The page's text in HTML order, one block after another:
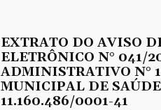
EXTRATO DO AVISO
ELETRÔNICO N° 041/
ADMINISTRATIVO N°
MUNICIPAL DE
11.160.486/0001-41